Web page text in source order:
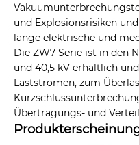
und Explosionsrisiken
lange elektrische und
Die ZW7-Serie ist in den
und 40,5 kV erhältlich
Lastströmen, zum
Übertragungs- und